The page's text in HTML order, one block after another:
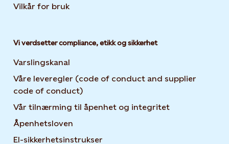
Vilkår for bruk
Vi verdsetter compliance, etikk og sikkerhet
Varslingskanal
Våre leveregler (code of conduct and supplier
code of conduct)
Vår tilnærming til åpenhet og integritet
Åpenhetsloven
El-sikkerhetsinstrukser